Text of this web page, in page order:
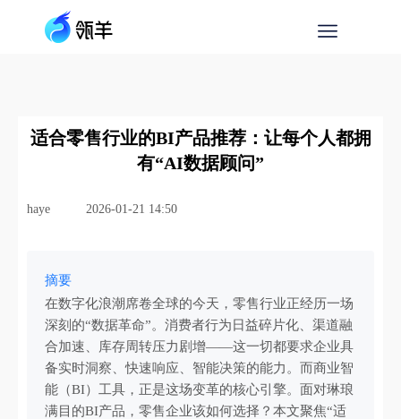
适合零售行业的BI产品推荐：让每个人都拥
有“AI数据顾问”
haye 2026-01-21 14:50
摘要
在数字化浪潮席卷全球的今天，零售行业正经历一场
深刻的“数据革命”。消费者行为日益碎片化、渠道融
合加速、库存周转压力剧增——这一切都要求企业具
备实时洞察、快速响应、智能决策的能力。而商业智
能（BI）工具，正是这场变革的核心引擎。面对琳琅
满目的BI产品，零售企业该如何选择？本文聚焦“适